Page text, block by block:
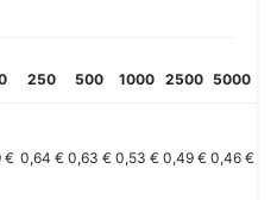
250 500 1000 2500 5000
€ 0,64 € 0,63 € 0,53 € 0,49 € 0,46 €